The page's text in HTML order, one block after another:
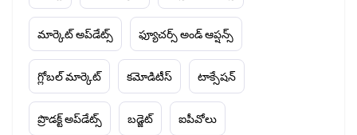
మార్కెట్ అప్‌డేట్స్ ఫ్యూచర్స్ అండ్ ఆప్షన్స్
గ్లోబల్ మార్కెట్ కమోడిటీస్ టాక్సేషన్
ప్రొడక్ట్ అప్‌డేట్స్ బడ్జెట్ ఐపీవోలు